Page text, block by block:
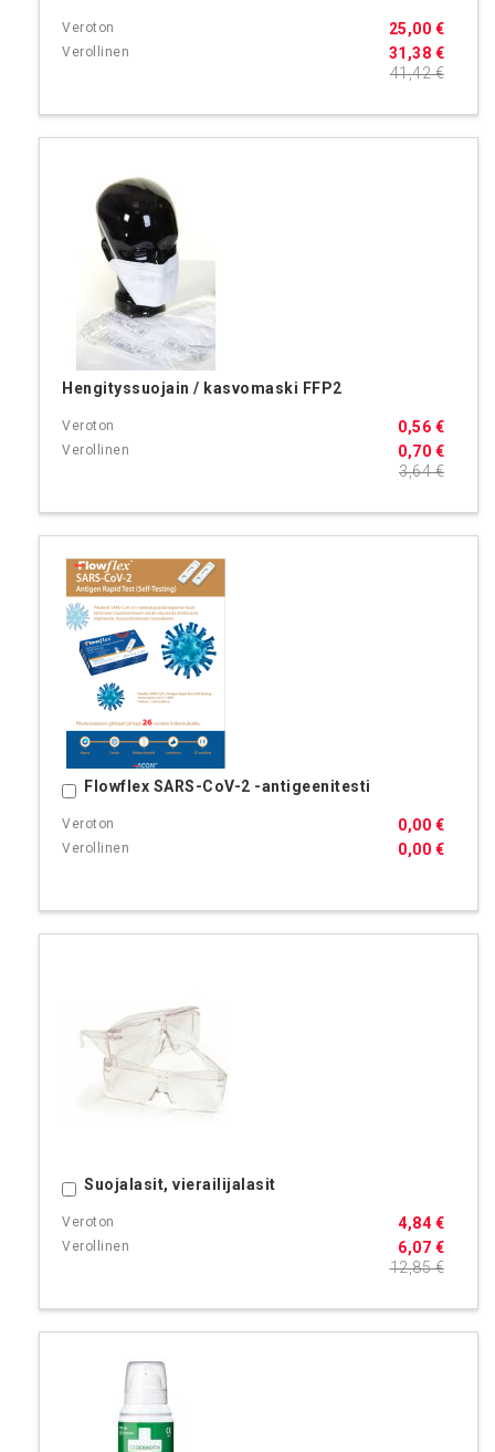
31,38 €
25,00 €
41,42 €
Hengityssuojain / kasvomaski FFP2
0,70 €
0,56 €
3,64 €
Flowflex SARS-CoV-2 -antigeenitesti
0,00 €
0,00 €
Ostoskoriin
Suojalasit, vierailijalasit
6,07 €
4,84 €
12,85 €
Ostoskoriin